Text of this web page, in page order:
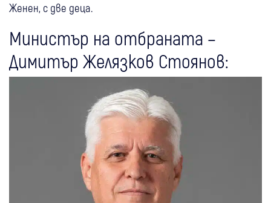
Женен, с две деца.
Министър на отбраната –
Димитър Желязков Стоянов: